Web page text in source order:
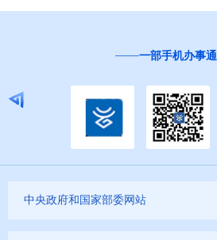
一部手机办事通
中央政府和国家部委网站